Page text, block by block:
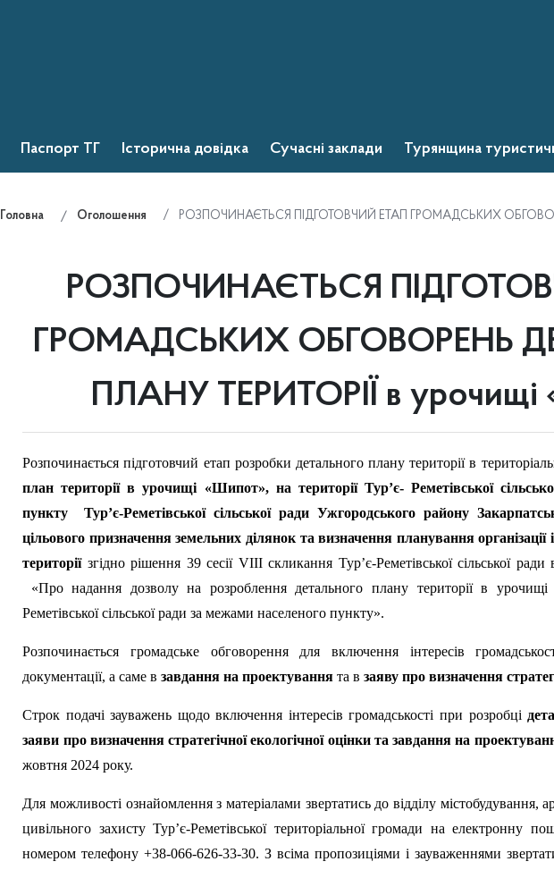
Паспорт ТГ Історична довідка Сучасні заклади Турянщина
Головна Оголошення РОЗПОЧИНАЄТЬСЯ ПІДГОТОВЧИЙ ЕТАП ГРОМАДСЬКИХ
РОЗПОЧИНАЄТЬСЯ
ГРОМАДСЬКИХ ОБГОВОРЕНЬ
ПЛАНУ ТЕРИТОРІЇ в урочищі
Розпочинається підготовчий етап розробки детального плану території в
план території в урочищі «Шипот», на території Тур’є- Реметівської
пункту
Турʼє-Реметівської сільської ради Ужгородського району
цільового призначення земельних ділянок та визначення планування
території згідно рішення 39 сесії VIII скликання Тур’є-Реметівської сільської
«Про надання дозволу на розроблення детального плану території в
Реметівської сільської ради за межами населеного пункту».
Розпочинається громадське обговорення для включення інтересів
документації, а саме взавдання на проектування та взаяву про визначення
Строк подачі зауважень щодо включення інтересів громадськості при розробці
заяви про визначення стратегічної екологічної оцінки та завдання на
жовтня 2024 року.
Для можливості ознайомлення з матеріалами звертатись до відділу містобудування,
цивільного захисту Тур’є-Реметівської територіальної громади на електронну
номером телефону +38-066-626-33-30. З всіма пропозиціями і зауваженнями